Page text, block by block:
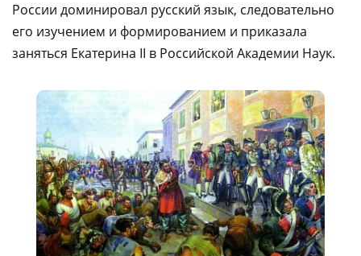
России доминировал русский язык, следовательно
его изучением и формированием и приказала
заняться Екатерина II в Российской Академии Наук.